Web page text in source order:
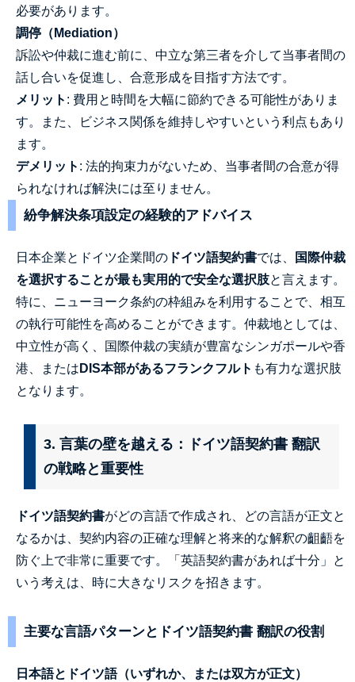
必要があります。
調停（Mediation）
訴訟や仲裁に進む前に、中立な第三者を介して当事者間の
話し合いを促進し、合意形成を目指す方法です。
メリット : 費用と時間を大幅に節約できる可能性がありま
す。また、ビジネス関係を維持しやすいという利点もあり
ます。
デメリット : 法的拘束力がないため、当事者間の合意が得
られなければ解決には至りません。
紛争解決条項設定の経験的アドバイス
日本企業とドイツ企業間の ドイツ語契約書では、
国際仲裁
を選択することが最も実用的で安全な選択肢と言えます。
特に、ニューヨーク条約の枠組みを利用することで、相互
の執行可能性を高めることができます。仲裁地としては、
中立性が高く、国際仲裁の実績が豊富なシンガポールや香
港、または DIS本部があるフランクフルト も有力な選択肢
となります。
3. 言葉の壁を越える：ドイツ語契約書 翻訳
の戦略と重要性
ドイツ語契約書がどの言語で作成され、どの言語が正文と
なるかは、契約内容の正確な理解と将来的な解釈の齟齬を
防ぐ上で非常に重要です。「英語契約書があれば十分」と
いう考えは、時に大きなリスクを招きます。
主要な言語パターンとドイツ語契約書 翻訳の役割
日本語とドイツ語（いずれか、または双方が正文）